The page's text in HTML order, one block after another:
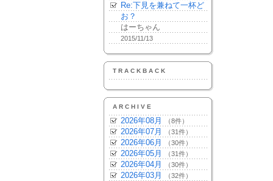
Re:下見を兼ねて一杯ど
お？
はーちゃん
2015/11/13
TRACKBACK
ARCHIVE
2026年08月 （8件）
2026年07月 （31件）
2026年06月 （30件）
2026年05月 （31件）
2026年04月 （30件）
2026年03月 （32件）